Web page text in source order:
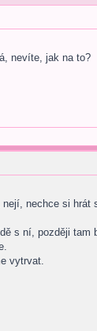
nevíte, jak na to?
nechce si
s ní, později tam
vytrvat.